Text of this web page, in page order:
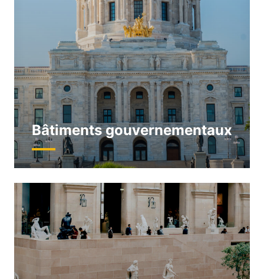
Bâtiments gouvernementaux